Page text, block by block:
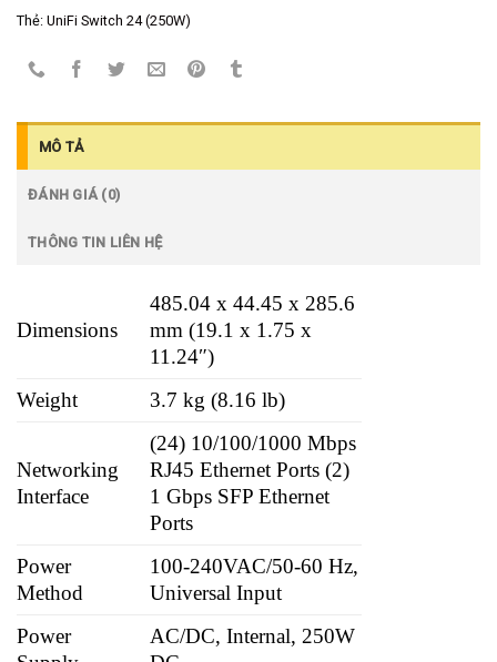
Thẻ: UniFi Switch 24 (250W)
MÔ TẢ
ĐÁNH GIÁ (0)
THÔNG TIN LIÊN HỆ
Dimensions
485.04 x 44.45 x 285.6
mm (19.1 x 1.75 x
11.24″)
Weight
3.7 kg (8.16 lb)
Networking
Interface
(24) 10/100/1000 Mbps
RJ45 Ethernet Ports (2)
1 Gbps SFP Ethernet
Ports
Power
Method
100-240VAC/50-60 Hz,
Universal Input
Power
AC/DC, Internal, 250W